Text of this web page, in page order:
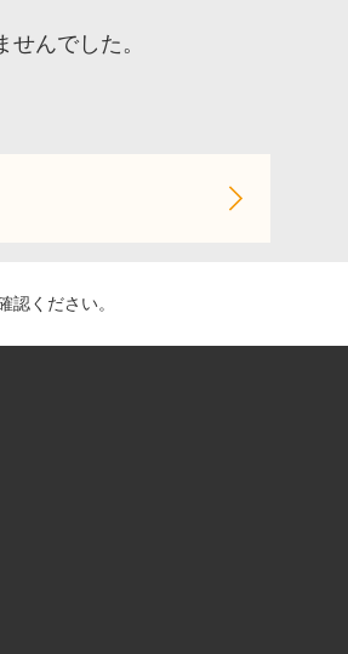
んでした。
認ください。